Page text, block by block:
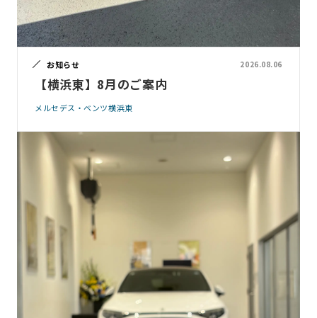
お知らせ 2026.08.06
【横浜東】8月のご案内
メルセデス・ベンツ横浜東